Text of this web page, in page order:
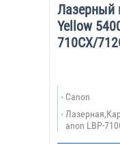
Лазерный
Yellow
710CX/
Canon
anon LBP-